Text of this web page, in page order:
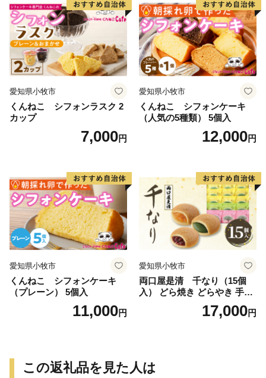
愛知県小牧市
くんねこ シフォンラスク 2
カップ
7,000円
愛知県小牧市
くんねこ シフォンケーキ
（人気の5種類） 5個入
12,000円
愛知県小牧市
くんねこ シフォンケーキ
（プレーン） 5個入
11,000円
愛知県小牧市
両口屋是清 千なり（15個
入） どら焼き どらやき 手土
産 お土産 土産 丹波大納言小
豆 抹茶 林檎 りんご 慶事 お
17,000円
この返礼品を見た人は